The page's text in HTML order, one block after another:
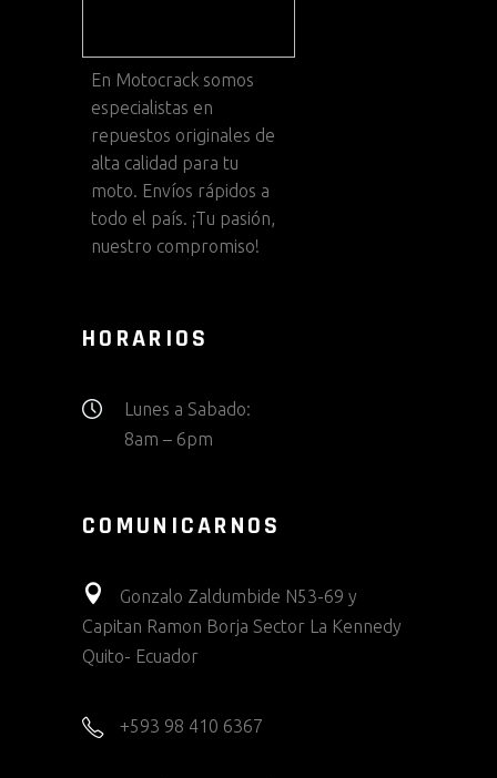
En Motocrack somos
especialistas en
repuestos originales de
alta calidad para tu
moto. Envíos rápidos a
todo el país. ¡Tu pasión,
nuestro compromiso!
HORARIOS
Lunes a Sabado:
8am – 6pm
COMUNICARNOS
Gonzalo Zaldumbide N53-69 y
Capitan Ramon Borja Sector La Kennedy
Quito- Ecuador
+593 98 410 6367